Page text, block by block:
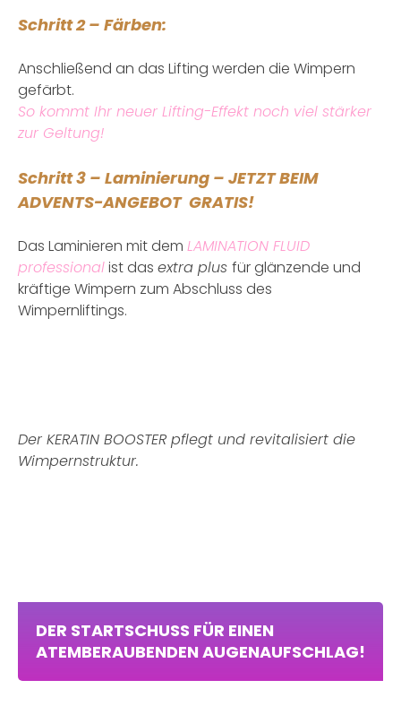
Schritt 2 – Färben:
Anschließend an das Lifting werden die Wimpern
gefärbt.
So kommt Ihr neuer Lifting-Effekt noch viel stärker
zur Geltung!
Schritt 3 – Laminierung – JETZT BEIM
ADVENTS-ANGEBOT GRATIS!
Das Laminieren mit dem LAMINATION FLUID
professionalist das extra plus für glänzende und
kräftige Wimpern zum Abschluss des
Wimpernliftings.
Der KERATIN BOOSTER pflegt und revitalisiert die
Wimpernstruktur.
DER STARTSCHUSS FÜR EINEN
ATEMBERAUBENDEN AUGENAUFSCHLAG!